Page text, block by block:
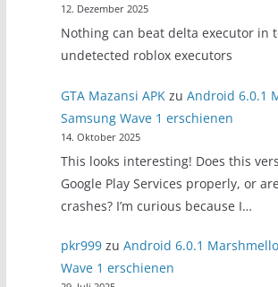
12. Dezember 2025
Nothing can beat delta executor in
undetected roblox executors
GTA Mazansi APK zuAndroid 6.0.1
Samsung Wave 1 erschienen
14. Oktober 2025
This looks interesting! Does this
Google Play Services properly, or
crashes? I’m curious because I…
pkr999 zuAndroid 6.0.1
Wave 1 erschienen